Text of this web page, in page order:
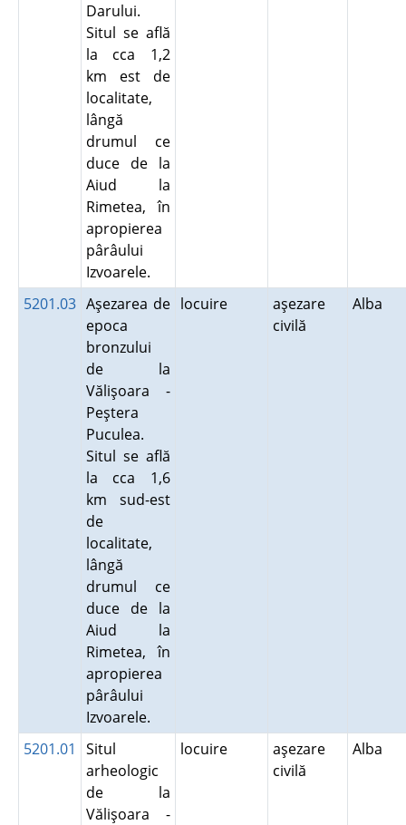
Darului.
Situl se află
la cca 1,2
km est de
localitate,
lângă
drumul ce
duce de la
Aiud la
Rimetea, în
apropierea
pârâului
Izvoarele.
5201.03 Aşezarea de
epoca
bronzului
de la
Vălişoara -
Peştera
Puculea.
Situl se află
la cca 1,6
km sud-est
de
localitate,
lângă
drumul ce
duce de la
Aiud la
Rimetea, în
apropierea
pârâului
Izvoarele.
locuire
aşezare
civilă
Alba
5201.01
Situl
arheologic
de la
Vălişoara -
locuire
aşezare
civilă
Alba